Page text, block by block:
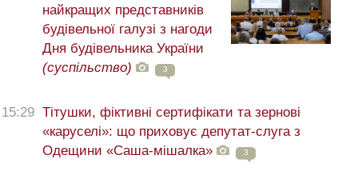
найкращих представників
будівельної галузі з нагоди
Дня будівельника України
(суспільство)
3
15:29 Тітушки, фіктивні сертифікати та зернові
«каруселі»: що приховує депутат-слуга з
Одещини «Саша-мішалка»
3